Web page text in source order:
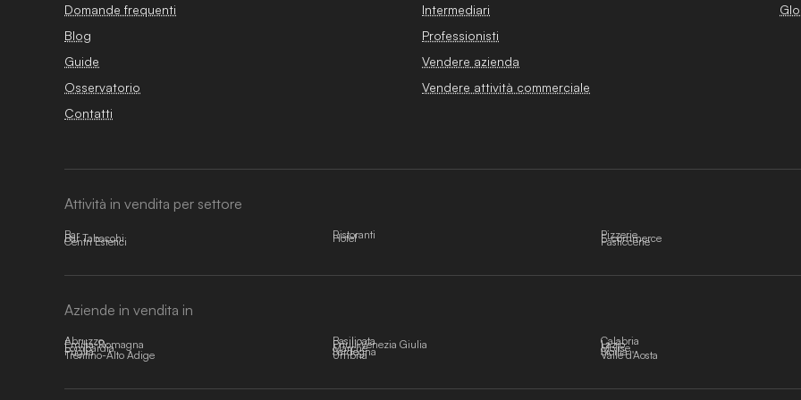
Domande frequenti
Blog
Guide
Osservatorio
Contatti
Intermediari
Professionisti
Vendere azienda
Vendere attività commerciale
Attività in vendita per settore
Bar Ristoranti Pizzerie
Bar Tabacchi Hotel E-commerce
Centri Estetici Pasticcerie
Aziende in vendita in
Abruzzo Basilicata Calabria
Emilia-Romagna Friuli-Venezia Giulia Lazio
Lombardia Marche Molise
Puglia Sardegna Sicilia
Trentino-Alto Adige Umbria Valle d'Aosta